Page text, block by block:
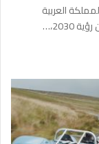
العربية